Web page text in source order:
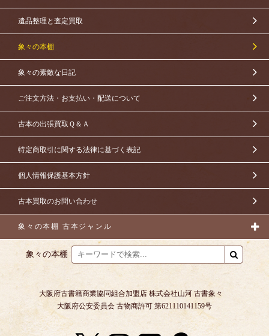
遺品整理と査定買取
象々の本棚
象々の素敵な日記
ご注文方法・お支払い・配送について
古本の出張買取Ｑ＆Ａ
特定商取引に関する法律に基づく表記
個人情報保護基本方針
古本買取のお問い合わせ
象々の本棚 古本ジャンル
象々の本棚
大阪府古書籍商業協同組合加盟店 株式会社山河 古書象々
大阪府公安委員会 古物商許可 第621110141159号